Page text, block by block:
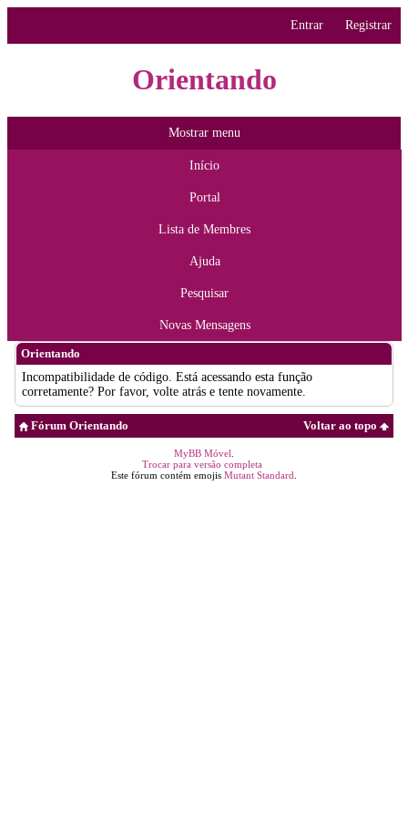
Entrar Registrar
Orientando
Mostrar menu
Início
Portal
Lista de Membres
Ajuda
Pesquisar
Novas Mensagens
Orientando
Incompatibilidade de código. Está acessando esta função
corretamente? Por favor, volte atrás e tente novamente.
Voltar ao topo
Fórum Orientando
MyBB Móvel
Trocar para versão completa
Este fórum contém emojis Mutant Standard